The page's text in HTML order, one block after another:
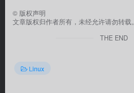
© 版权声明
文章版权归作者所有，未经允许请勿转载。
THE END
Linux